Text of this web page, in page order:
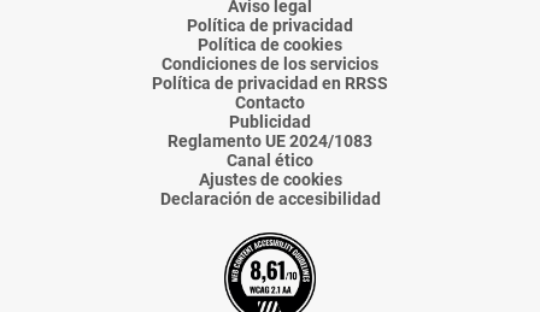
Aviso legal
Política de privacidad
Política de cookies
Condiciones de los servicios
Política de privacidad en RRSS
Contacto
Publicidad
Reglamento UE 2024/1083
Canal ético
Ajustes de cookies
Declaración de accesibilidad